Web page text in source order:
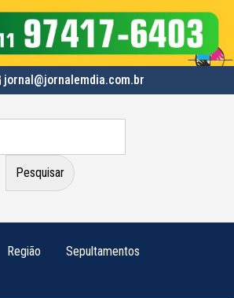
jornal@jornalemdia.com.br
Região Sepultamentos